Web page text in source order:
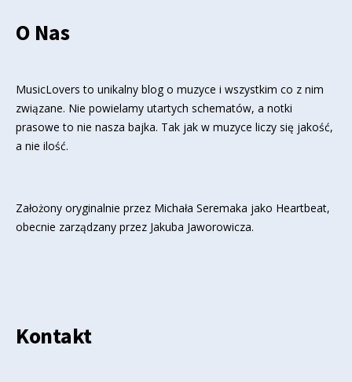
O Nas
MusicLovers to unikalny blog o muzyce i wszystkim co z nim
związane. Nie powielamy utartych schematów, a notki
prasowe to nie nasza bajka. Tak jak w muzyce liczy się jakość,
a nie ilość.
Założony oryginalnie przez Michała Seremaka jako Heartbeat,
obecnie zarządzany przez Jakuba Jaworowicza.
Kontakt